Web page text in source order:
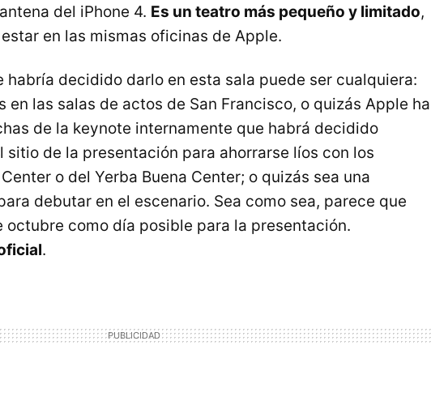
del iPhone 4. Es un teatro más pequeño y limitado,
en las mismas oficinas de Apple.
habría decidido darlo en esta sala puede ser cualquiera:
en las salas de actos de San Francisco, o quizás Apple ha
de la keynote internamente que habrá decidido
sitio de la presentación para ahorrarse líos con los
o del Yerba Buena Center; o quizás sea una
debutar en el escenario. Sea como sea, parece que
octubre como día posible para la presentación.
.